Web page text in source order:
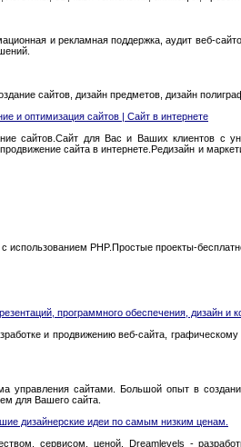
и рекламная поддержка, аудит веб-
сайтов, дизайн предметов, дизайн
и оптимизация сайтов | Сайт в интернете
сайтов.Сайт для Вас и Ваших клиентов с
сайта в интернете.Редизайн и
использованием PHP.Простые проекты-
программного обеспечения, дизайн и
и продвижению веб-сайта,
управления сайтами. Большой опыт в
для Вашего сайта.
дизайнерские идеи по самым низким ценам.
сервисом, ценой. Dreamlevels -